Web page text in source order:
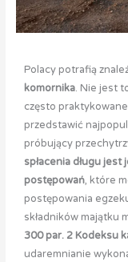
Polacy potrafią
komornika. Nie jest
często
przedstawić
próbujący
spłacenia długu
postępowań, które
postępowania
składników majątku
300 par. 2 Kodeksu
udaremnianie